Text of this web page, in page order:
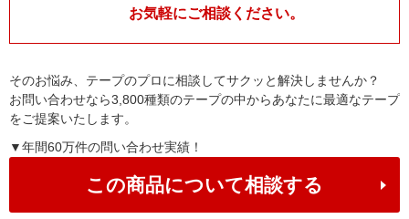
お気軽にご相談ください。
そのお悩み、テープのプロに相談してサクッと解決しませんか？
お問い合わせなら3,800種類のテープの中からあなたに最適なテープ
をご提案いたします。
▼年間60万件の問い合わせ実績！
この商品について相談する